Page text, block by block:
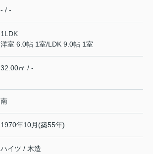
- / -
1LDK
洋室 6.0帖 1室/LDK 9.0帖 1室
32.00㎡ / -
南
1970年10月(築55年)
ハイツ / 木造